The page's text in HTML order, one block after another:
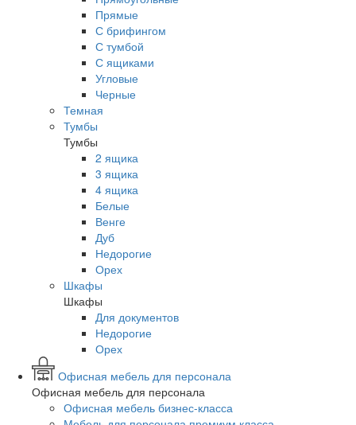
Прямые
С брифингом
С тумбой
С ящиками
Угловые
Черные
Темная
Тумбы
Тумбы
2 ящика
3 ящика
4 ящика
Белые
Венге
Дуб
Недорогие
Орех
Шкафы
Шкафы
Для документов
Недорогие
Орех
Офисная мебель для персонала
Офисная мебель для персонала
Офисная мебель бизнес-класса